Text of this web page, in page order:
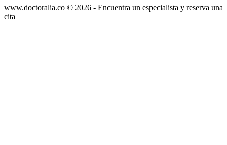
www.doctoralia.co © 2026 - Encuentra un especialista y reserva una
cita